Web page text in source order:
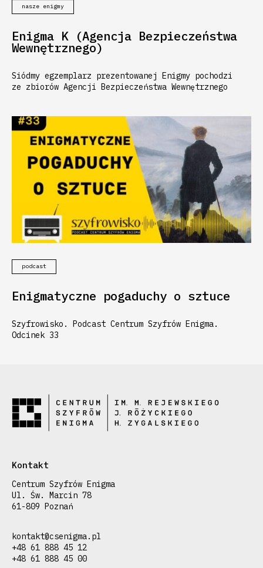
nasze enigmy
Enigma K (Agencja Bezpieczeństwa
Wewnętrznego)
Siódmy egzemplarz prezentowanej Enigmy pochodzi
ze zbiorów Agencji Bezpieczeństwa Wewnętrznego
podcast
Enigmatyczne pogaduchy o sztuce
Szyfrowisko. Podcast Centrum Szyfrów Enigma.
Odcinek 33
Kontakt
Centrum Szyfrów Enigma
Ul. Św. Marcin 78
61-809 Poznań
kontakt@csenigma.pl
+48 61 888 45 12
+48 61 888 45 00